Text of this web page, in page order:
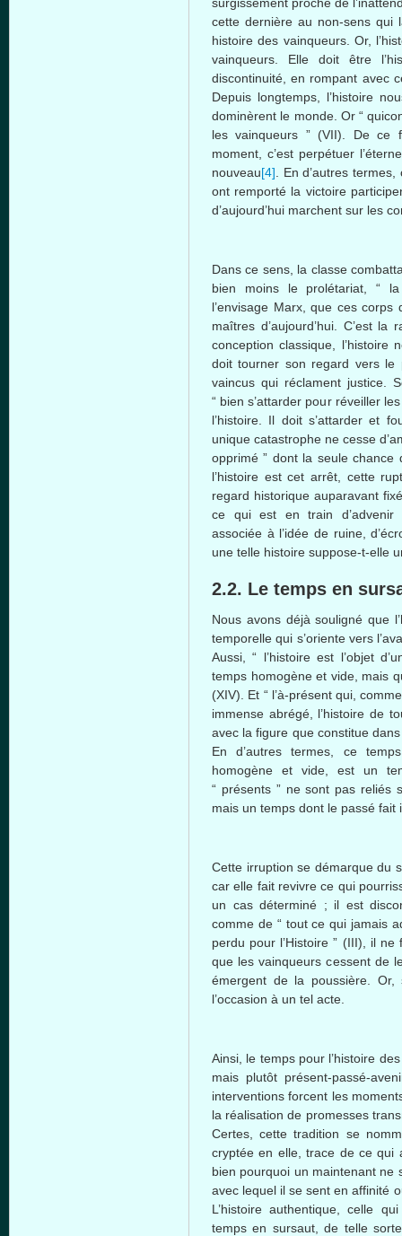
cette dernière au non-sens qui
histoire des vainqueurs. Or,
vainqueurs . Elledoit être
discontinuité , en rompant avec
Depuis longtemps l’histoire
dominèrent le monde. Or “
lesvainqueurs ” (VII). Dece
moment, c’est perpétuer
nouveau[4] . En d’autres
ont remporté la victoire
d’aujourd’hui marchent sur les
Dans ce sens, la classe
bien moins le prolétariat, “
l’envisage Marx, que ces corps
maîtres d’aujourd’hui. C’est
conception classique, l’histoire
doit tourner son regard vers le
vaincus qui réclament justice.
“ bien s’attarder pour réveiller
l’histoire. Il doit s’attarder et
unique catastrophe ne cesse
opprimé ” dont la seule
l’histoire est cet arrêt, cette
regard historique auparavant
ce qui est en train d’advenir
associée à l’idée de ruine,
une telle histoire suppose-t-elle
2.2. Le temps en
Nous avons déjà souligné que
temporelle qui s’oriente vers
Aussi, “ l’histoire est l’objet
temps homogène et vide, mais
(XIV). Et “ l’à-présent qui,
immense abrégé, l’histoire de
avec la figure que constitue dans
En d’autres termes, ce
homogène et vide, est un
“ présents ” ne sont pas reliés
mais un temps dont le passé
Cette irruption se démarque du
car elle fait revivre ce qui
un cas déterminé ; il est
comme de “ tout ce qui jamais
perdu pour l’Histoire ” (III), il
que les vainqueurs cessent de
émergent de la poussière.
l’occasion à un tel acte.
Ainsi, le temps pour l’histoire
mais plutôt présent-passé-
interventions forcent les
la réalisation de promesses
Certes, cette tradition se
cryptée en elle, trace de ce qui
bien pourquoi un maintenant ne
avec lequel il se sent en affinité
L’histoire authentique, celle
temps en sursaut, de telle